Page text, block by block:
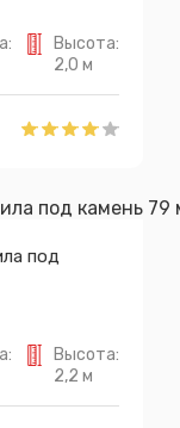
Высота:
2,0 м
под
Высота:
2,2 м